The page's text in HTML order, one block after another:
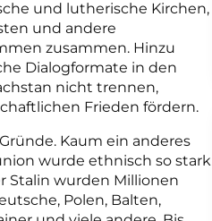
und lutherische Kirchen,
und andere
zusammen. Hinzu
Dialogformate in den
nicht trennen,
Frieden fördern.
Kaum ein anderes
wurde ethnisch so stark
Stalin wurden Millionen
Polen, Balten,